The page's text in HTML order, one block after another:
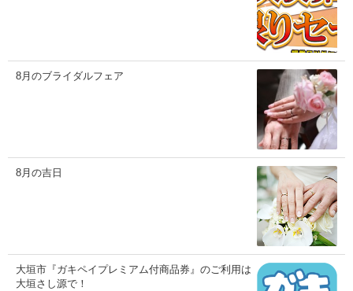
8月のブライダルフェア
8月の吉日
大垣市『ガキペイプレミアム付商品券』のご利用は
大垣さし源で！